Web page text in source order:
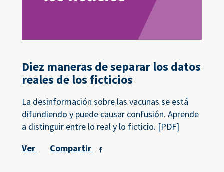
Diez maneras de separar los datos
reales de los ficticios
La desinformación sobre las vacunas se está
difundiendo y puede causar confusión. Aprende
a distinguir entre lo real y lo ficticio. [PDF]
Ver
Compartir